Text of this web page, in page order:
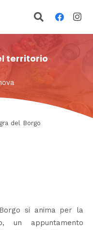
territorio
del Borgo
si anima per la
un appuntamento